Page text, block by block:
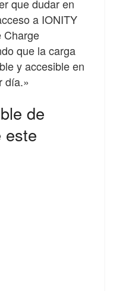
que dudar en
a IONITY
Charge
que la carga
y accesible en
día.»
de
este